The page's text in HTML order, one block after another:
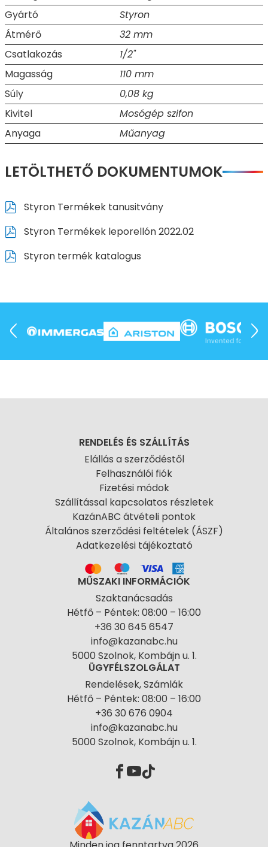
Gyártó
Styron
Átmérő
32 mm
Csatlakozás
1/2"
Magasság
110 mm
Súly
0,08 kg
Kivitel
Mosógép szifon
Anyaga
Műanyag
LETÖLTHETŐ DOKUMENTUMOK
Styron Termékek tanusitvány
Styron Termékek leporellón 2022.02
Styron termék katalogus
RENDELÉS ÉS SZÁLLÍTÁS
Elállás a szerződéstől
Felhasználói fiók
Fizetési módok
Szállítással kapcsolatos részletek
KazánABC átvételi pontok
Általános szerződési feltételek (ÁSZF)
Adatkezelési tájékoztató
MŰSZAKI INFORMÁCIÓK
Szaktanácsadás
Hétfő – Péntek: 08:00 – 16:00
+36 30 645 6547
info@kazanabc.hu
5000 Szolnok, Kombájn u. 1.
ÜGYFÉLSZOLGÁLAT
Rendelések, Számlák
Hétfő – Péntek: 08:00 – 16:00
+36 30 676 0904
info@kazanabc.hu
5000 Szolnok, Kombájn u. 1.